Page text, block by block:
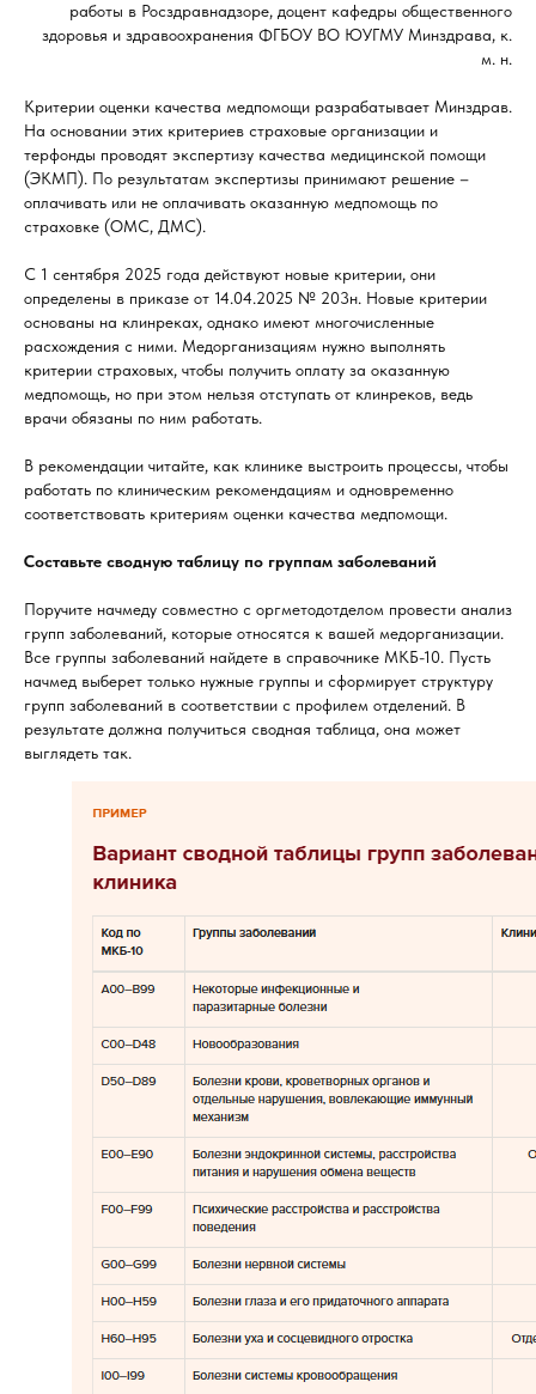
работы в Росздравнадзоре, доцент кафедры общественного
здоровья и здравоохранения ФГБОУ ВО ЮУГМУ Минздрава, к.
м. н.
Критерии оценки качества медпомощи разрабатывает Минздрав.
На основании этих критериев страховые организации и
терфонды проводят экспертизу качества медицинской помощи
(ЭКМП). По результатам экспертизы принимают решение –
оплачивать или не оплачивать оказанную медпомощь по
страховке (ОМС, ДМС).
С 1 сентября 2025 года действуют новые критерии, они
определены в приказе от 14.04.2025 № 203н. Новые критерии
основаны на клинреках, однако имеют многочисленные
расхождения с ними. Медорганизациям нужно выполнять
критерии страховых, чтобы получить оплату за оказанную
медпомощь, но при этом нельзя отступать от клинреков, ведь
врачи обязаны по ним работать.
В рекомендации читайте, как клинике выстроить процессы, чтобы
работать по клиническим рекомендациям и одновременно
соответствовать критериям оценки качества медпомощи.
Составьте сводную таблицу по группам заболеваний
Поручите начмеду совместно с оргметодотделом провести анализ
групп заболеваний, которые относятся к вашей медорганизации.
Все группы заболеваний найдете в справочнике МКБ-10. Пусть
начмед выберет только нужные группы и сформирует структуру
групп заболеваний в соответствии с профилем отделений. В
результате должна получиться сводная таблица, она может
выглядеть так.